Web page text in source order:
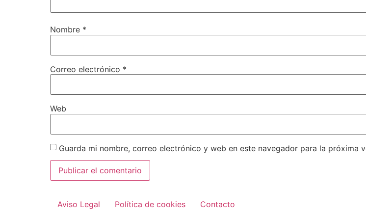
Nombre *
Correo electrónico *
Web
Guarda mi nombre, correo electrónico y web en este navegador para la próxima
Aviso Legal Política de cookies Contacto